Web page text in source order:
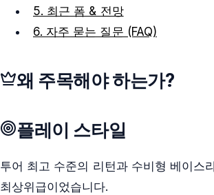
5. 최근 폼 & 전망
6. 자주 묻는 질문 (FAQ)
왜 주목해야 하는가?
플레이 스타일
투어 최고 수준의 리턴과 수비형 베이스
최상위급이었습니다.